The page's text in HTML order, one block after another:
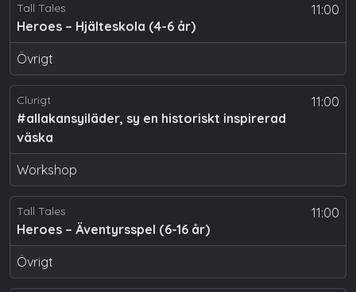
11:00
Tall Tales
Heroes – Hjälteskola (4-6 år)
Övrigt
11:00
Clurigt
#allakansyiläder, sy en historiskt inspirerad
väska
Workshop
11:00
Tall Tales
Heroes – Äventyrsspel (6-16 år)
Övrigt